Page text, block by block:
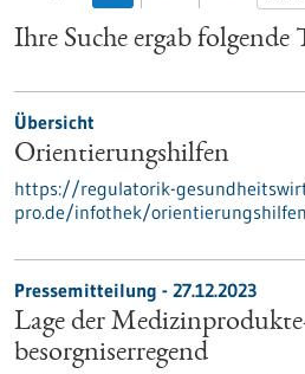
Ihre Suche ergab folgende
Übersicht
Orientierungshilfen
https://regulatorik-
pro.de/infothek/orientierungshilfen
Pressemitteilung - 27.12.2023
Lage der
besorgniserregend